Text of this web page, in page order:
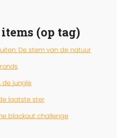
(op tag)
De stem van de natuur
de jungle
laatste ster
blackout challenge